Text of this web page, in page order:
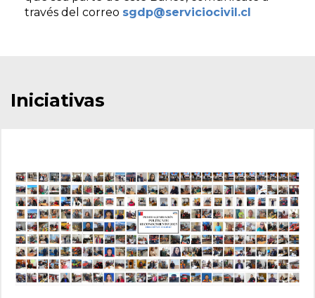
través del correo sgdp@serviciocivil.cl
Iniciativas